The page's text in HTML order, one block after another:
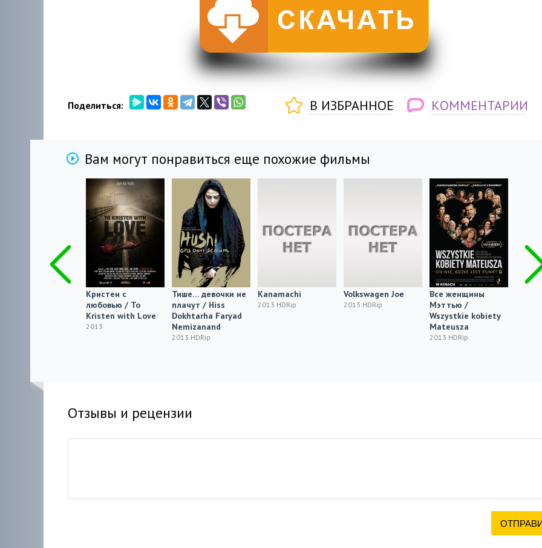
Поделиться: В ИЗБРАННОЕ КОММЕНТАРИИ
Вам могут понравиться еще похожие фильмы
Кристен с
любовью / To
Kristen with Love
2013
Тише… девочки не
плачут / Hiss
Dokhtarha Faryad
Nemizanand
2013 HDRip
Kanamachi
2013 HDRip
Volkswagen Joe
2013 HDRip
Все женщины
Мэттью /
Wszystkie kobiety
Mateusza
2013 HDRip
Отзывы и рецензии